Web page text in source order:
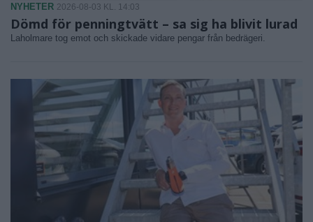
NYHETER 2026-08-03 KL. 14:03
Dömd för penningtvätt – sa sig ha blivit lurad
Laholmare tog emot och skickade vidare pengar från bedrägeri.